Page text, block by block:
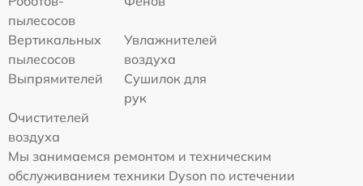
пылесосов
Вертикальных
пылесосов
Увлажнителей
воздуха
Выпрямителей
Сушилок для
рук
Очистителей
воздуха
Мы занимаемся ремонтом и техническим
обслуживанием техники Dyson по истечении